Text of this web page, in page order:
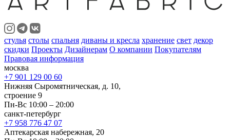
стулья столы спальня диваны и кресла хранение свет декор
скидки Проекты Дизайнерам О компании Покупателям
Правовая информация
москва
+7 901 129 00 60
Нижняя Сыромятническая, д. 10,
строение 9
Пн-Вс 10:00 – 20:00
санкт-петербург
+7 958 776 47 07
Аптекарская набережная, 20